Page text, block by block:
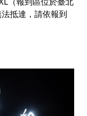
抵達，請依報到